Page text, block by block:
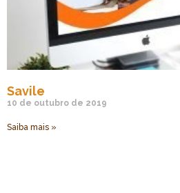
Savile
10 de outubro de 2019
Saiba mais »